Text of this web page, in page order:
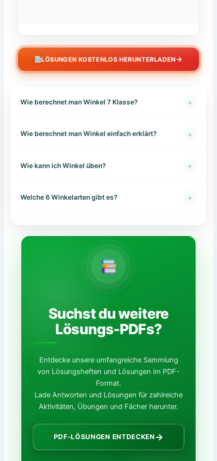
LÖSUNGEN KOSTENLOS HERUNTERLADEN→
Wie berechnet man Winkel 7 Klasse? +
Wie berechnet man Winkel einfach erklärt? +
Wie kann ich Winkel üben? +
Welche 6 Winkelarten gibt es? +
Suchst du weitere
Lösungs-PDFs?
Entdecke unsere umfangreiche Sammlung
von Lösungsheften und Lösungen im PDF-
Format.
Lade Antworten und Lösungen für zahlreiche
Aktivitäten, Übungen und Fächer herunter.
PDF-LÖSUNGEN ENTDECKEN→